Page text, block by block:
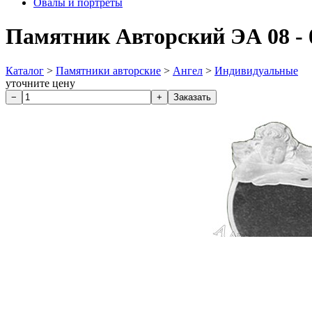
Овалы и портреты
Памятник Авторский ЭА 08 -
Каталог > Памятники авторские > Ангел > Индивидуальные
уточните цену